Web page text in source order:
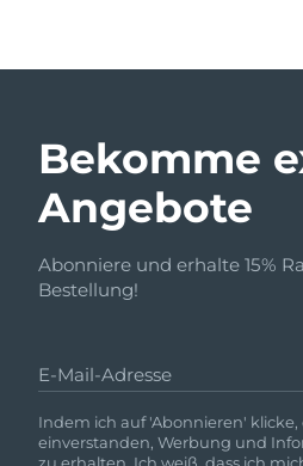
Bekomme
Angebote
Abonniere und erhalte 15%
Bestellung!
E-Mail-Adresse
Indem ich auf 'Abonnieren'
einverstanden, Werbung und